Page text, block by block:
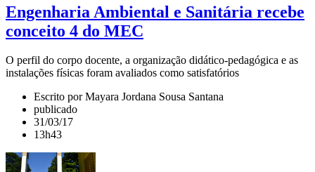
Engenharia Ambiental e Sanitária recebe
conceito 4 do MEC
O perfil do corpo docente, a organização didático-pedagógica e as
instalações físicas foram avaliados como satisfatórios
Escrito por Mayara Jordana Sousa Santana
publicado
31/03/17
13h43